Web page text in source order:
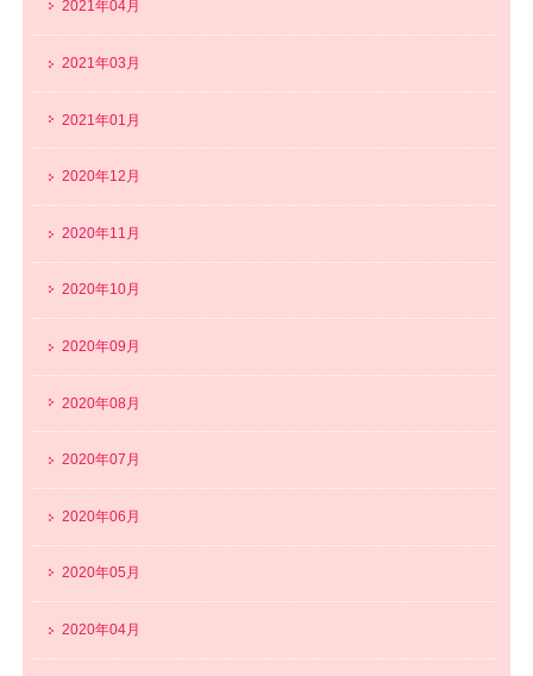
2021年04月
2021年03月
2021年01月
2020年12月
2020年11月
2020年10月
2020年09月
2020年08月
2020年07月
2020年06月
2020年05月
2020年04月